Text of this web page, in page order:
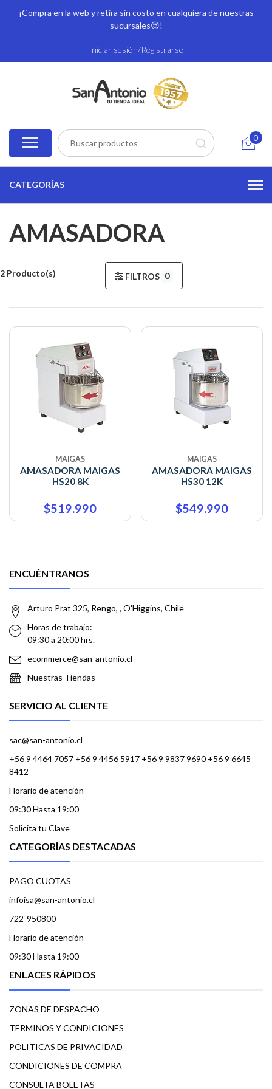
¡Compra en la web y retira sin costo en cualquiera de nuestras
sucursales😍!
Iniciar sesión/Registrarse
0
CATEGORÍAS
AMASADORA
2 Producto(s) FILTROS 0
MAIGAS
AMASADORA MAIGAS
HS20 8K
$519.990
MAIGAS
AMASADORA MAIGAS
HS30 12K
$549.990
ENCUÉNTRANOS
Arturo Prat 325, Rengo, , O'Higgins, Chile
Horas de trabajo:
09:30 a 20:00 hrs.
ecommerce@san-antonio.cl
Nuestras Tiendas
SERVICIO AL CLIENTE
sac@san-antonio.cl
+56 9 4464 7057 +56 9 4456 5917 +56 9 9837 9690 +56 9 6645
8412
Horario de atención
09:30 Hasta 19:00
Solicita tu Clave
CATEGORÍAS DESTACADAS
PAGO CUOTAS
infoisa@san-antonio.cl
722-950800
Horario de atención
09:30 Hasta 19:00
ENLACES RÁPIDOS
ZONAS DE DESPACHO
TERMINOS Y CONDICIONES
POLITICAS DE PRIVACIDAD
CONDICIONES DE COMPRA
CONSULTA BOLETAS